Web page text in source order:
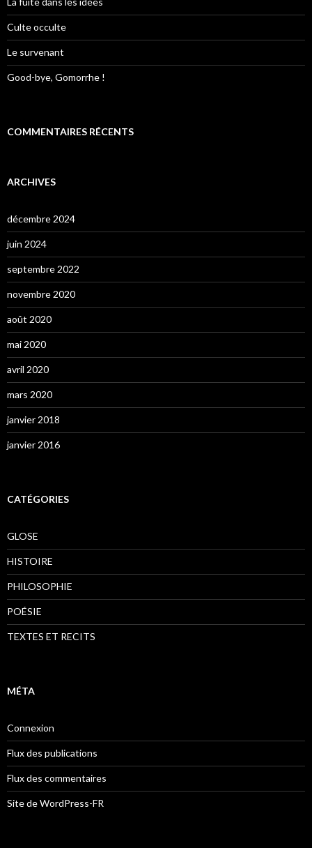
Culte occulte
Le survenant
Good-bye, Gomorrhe !
COMMENTAIRES RÉCENTS
ARCHIVES
décembre 2024
juin 2024
septembre 2022
novembre 2020
août 2020
mai 2020
avril 2020
mars 2020
janvier 2018
janvier 2016
CATÉGORIES
GLOSE
HISTOIRE
PHILOSOPHIE
POÉSIE
TEXTES ET RECITS
MÉTA
Connexion
Flux des publications
Flux des commentaires
Site de WordPress-FR